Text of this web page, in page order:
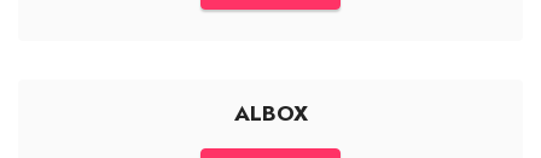
ALBOX